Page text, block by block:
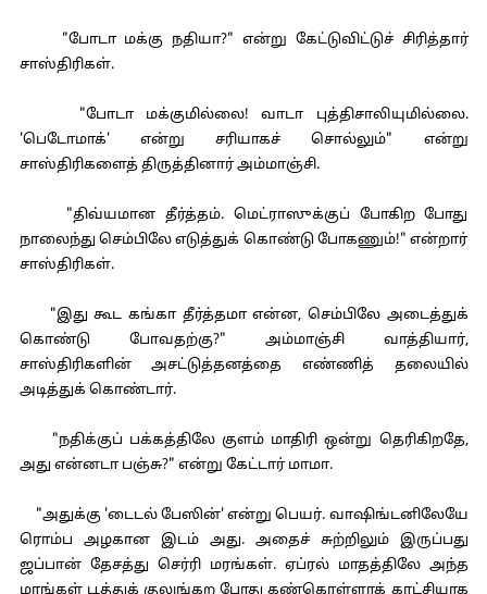
"போடா மக்கு நதியா?" என்று கேட்டுவிட்டுச் சிரித்தார்
சாஸ்திரிகள்.
"போடா மக்குமில்லை! வாடா புத்திசாலியுமில்லை.
'பெடோமாக்' என்று சரியாகச் சொல்லும்" என்று
சாஸ்திரிகளைத் திருத்தினார் அம்மாஞ்சி.
"திவ்யமான தீர்த்தம். மெட்ராஸுக்குப் போகிற போது
நாலைந்து செம்பிலே எடுத்துக் கொண்டு போகணும்!" என்றார்
சாஸ்திரிகள்.
"இது கூட கங்கா தீர்த்தமா என்ன, செம்பிலே அடைத்துக்
கொண்டு போவதற்கு?" அம்மாஞ்சி வாத்தியார்,
சாஸ்திரிகளின் அசட்டுத்தனத்தை எண்ணித் தலையில்
அடித்துக் கொண்டார்.
"நதிக்குப் பக்கத்திலே குளம் மாதிரி ஒன்று தெரிகிறதே,
அது என்னடா பஞ்சு?" என்று கேட்டார் மாமா.
"அதுக்கு 'டைடல் பேஸின்' என்று பெயர். வாஷிங்டனிலேயே
ரொம்ப அழகான இடம் அது. அதைச் சுற்றிலும் இருப்பது
ஜப்பான் தேசத்து செர்ரி மரங்கள். ஏப்ரல் மாதத்திலே அந்த